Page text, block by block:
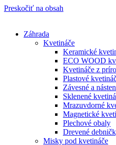
Preskočiť na obsah
Záhrada
Kvetináče
Keramické
ECO WOOD
Kvetináče z
Plastové
Závesné a
Sklenené
Mrazuvdorné
Magnetické
Plechové obaly
Drevené
Misky pod kvetináče